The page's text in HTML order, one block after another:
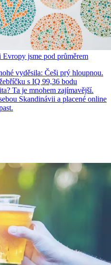
jsme pod průměrem
vyděsila: Češi prý hloupnou.
s IQ 99,36 bodu
Ta je mnohem zajímavější.
Skandinávii a placené online